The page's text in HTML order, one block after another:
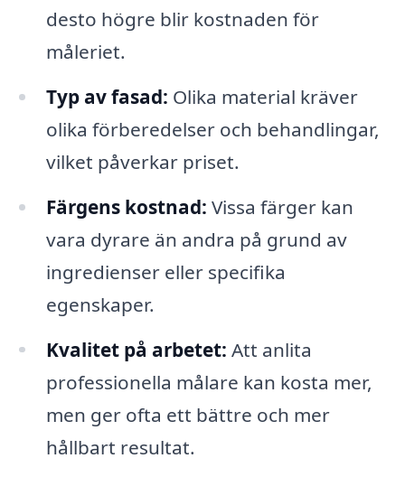
desto högre blir kostnaden för
måleriet.
Typ av fasad: Olika material kräver
olika förberedelser och behandlingar,
vilket påverkar priset.
Färgens kostnad: Vissa färger kan
vara dyrare än andra på grund av
ingredienser eller specifika
egenskaper.
Kvalitet på arbetet: Att anlita
professionella målare kan kosta mer,
men ger ofta ett bättre och mer
hållbart resultat.